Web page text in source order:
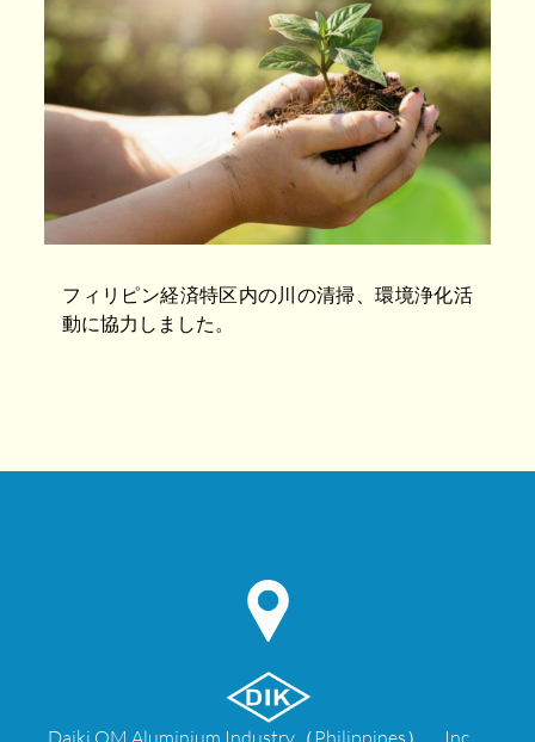
フィリピン経済特区内の川の清掃、環境浄化活
動に協力しました。
Daiki OM Aluminium Industry（Philippines）、Inc。